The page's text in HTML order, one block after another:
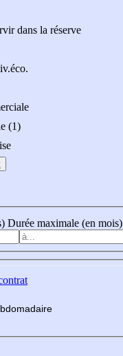
dans la réserve
(1)
Durée maximale (en mois)
madaire